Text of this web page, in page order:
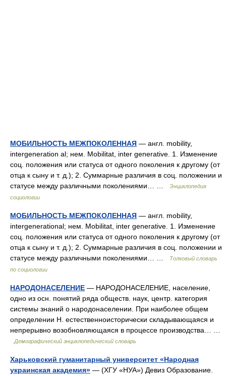
МОБИЛЬНОСТЬ МЕЖПОКОЛЕННАЯ — англ. mobility,
intergeneration al; нем. Mobilitat, inter generative. 1. Изменение
соц. положения или статуса от одного поколения к другому (от
отца к сыну и т. д.); 2. Суммарные различия в соц. положении и
статусе между различными поколениями… …
Энциклопедия
социологии
МОБИЛЬНОСТЬ МЕЖПОКОЛЕННАЯ — англ. mobility,
intergenerational; нем. Mobilitat, inter generative. 1. Изменение
соц. положения или статуса от одного поколения к другому (от
отца к сыну и т. д.); 2. Суммарные различия в соц. положении и
статусе между различными поколениями… …
Толковый словарь
по социологии
НАРОДОНАСЕЛЕНИЕ — НАРОДОНАСЕЛЕНИЕ, население,
одно из осн. понятий ряда обществ. наук, центр. категория
системы знаний о народонаселении. При наиболее общем
определении Н. естественноисторически складывающаяся и
непрерывно возобновляющаяся в процессе производства… …
Демографический энциклопедический словарь
Харьковский гуманитарный университет «Народная
украинская академия» — (ХГУ «НУА») Девиз Образование.